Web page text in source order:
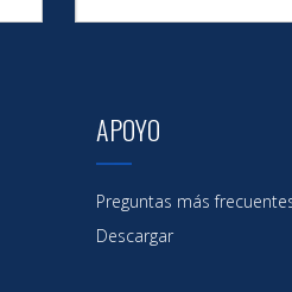
de carga Lct Barge buque
APOYO
Preguntas más
Descargar